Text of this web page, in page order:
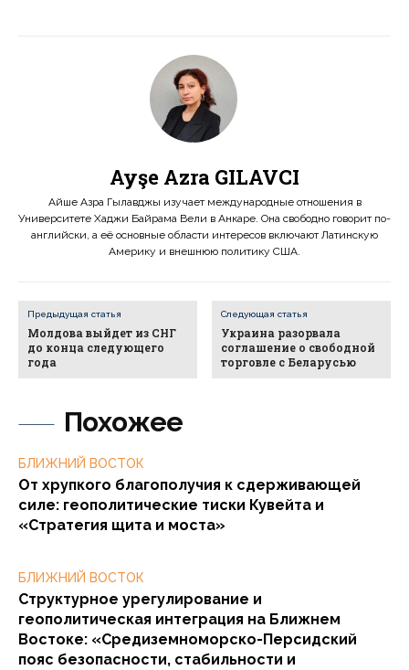
Похожее
БЛИЖНИЙ ВОСТОК
От хрупкого благополучия к сдерживающей
силе: геополитические тиски Кувейта и
«Стратегия щита и моста»
БЛИЖНИЙ ВОСТОК
Структурное урегулирование и
геополитическая интеграция на Ближнем
Востоке: «Средиземноморско-Персидский
пояс безопасности, стабильности и
Ayşe Azra GILAVCI
Айше Азра Гылавджы изучает международные отношения в
Университете Хаджи Байрама Вели в Анкаре. Она свободно говорит по-
английски, а её основные области интересов включают Латинскую
Америку и внешнюю политику США.
Предыдущая статья
Молдова выйдет из СНГ
до конца следующего
года
Следующая статья
Украина разорвала
соглашение о свободной
торговле с Беларусью